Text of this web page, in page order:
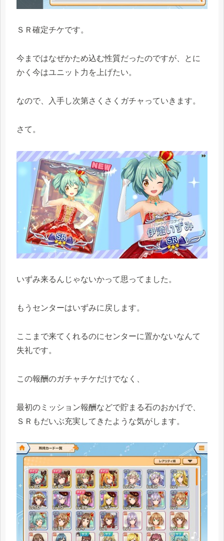
ＳＲ確定チケです。
今まではなぜかため込む性質だったのですが、とに
かく今はユニット力を上げたい。
なので、入手し次第さくさくガチャっていきます。
さて。
いずみ来るんじゃないかって思ってました。
もうセンターはいずみに戻します。
ここまで来てくれるのにセンターに置かないなんて
失礼です。
この報酬のガチャチケだけでなく、
最初のミッション報酬などで貯まる石のおかげで、
ＳＲもだいぶ充実してきたような気がします。